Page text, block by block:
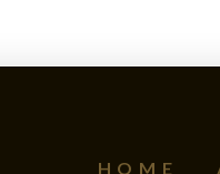
HOME